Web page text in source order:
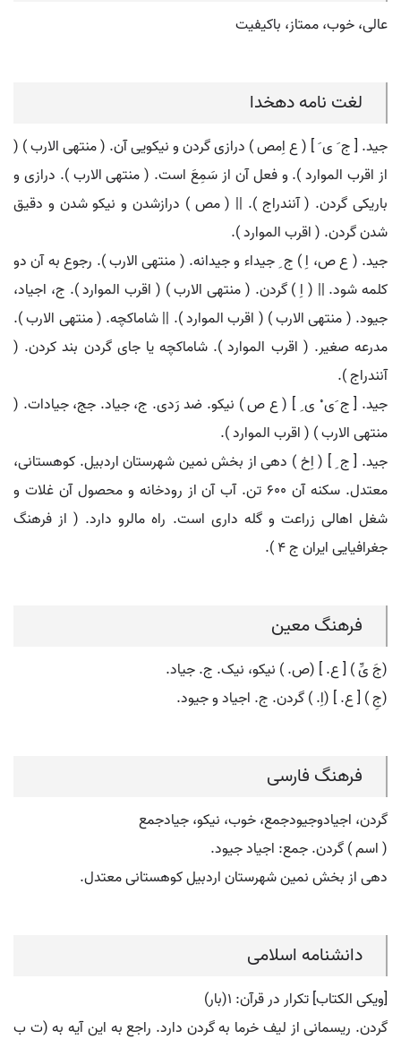
عالی، خوب، ممتاز، باکیفیت
لغت نامه دهخدا
جید. [ ج َ ی َ ] ( ع اِمص ) درازی گردن و نیکویی آن. ( منتهی الارب ) (
از اقرب الموارد ). و فعل آن از سَمِعَ است. ( منتهی الارب ). درازی و
باریکی گردن. ( آنندراج ). || ( مص ) درازشدن و نیکو شدن و دقیق
شدن گردن. ( اقرب الموارد ).
جید. ( ع ص، اِ ) ج ِ جیداء و جیدانه. ( منتهی الارب ). رجوع به آن دو
کلمه شود. || ( اِ ) گردن. ( منتهی الارب ) ( اقرب الموارد ). ج، اجیاد،
جیود. ( منتهی الارب ) ( اقرب الموارد ). || شاماکچه. ( منتهی الارب ).
مدرعه صغیر. ( اقرب الموارد ). شاماکچه یا جای گردن بند کردن. (
آنندراج ).
جید. [ ج َی ْ ی ِ ] ( ع ص ) نیکو. ضد رَدی. ج، جیاد. جج، جیادات. (
منتهی الارب ) ( اقرب الموارد ).
جید. [ ج ِ ] ( اِخ ) دهی از بخش نمین شهرستان اردبیل. کوهستانی،
معتدل. سکنه آن 600 تن. آب آن از رودخانه و محصول آن غلات و
شغل اهالی زراعت و گله داری است. راه مالرو دارد. ( از فرهنگ
جغرافیایی ایران ج 4 ).
فرهنگ معین
(جَ یِّ ) [ ع. ] (ص. ) نیکو، نیک. ج. جیاد.
(جِ ) [ ع. ] (اِ. ) گردن. ج. اجیاد و جیود.
فرهنگ فارسی
گردن، اجیادوجیودجمع، خوب، نیکو، جیادجمع
( اسم ) گردن. جمع: اجیاد جیود.
دهی از بخش نمین شهرستان اردبیل کوهستانی معتدل.
دانشنامه اسلامی
[ویکی الکتاب] تکرار در قرآن: ۱(بار)
گردن. ریسمانی از لیف خرما به گردن دارد. راجع به این آیه به (ت ب